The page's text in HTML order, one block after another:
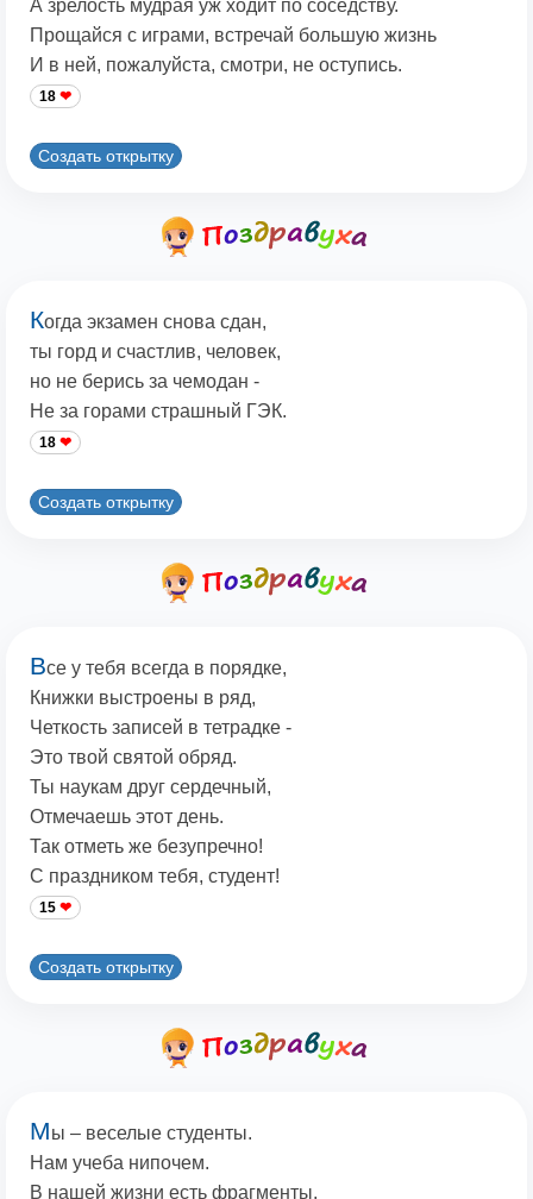
А зрелость мудрая уж ходит по соседству.
Прощайся с играми, встречай большую жизнь
И в ней, пожалуйста, смотри, не оступись.
18
Создать открытку
Когда экзамен снова сдан,
ты горд и счастлив, человек,
но не берись за чемодан -
Не за горами страшный ГЭК.
18
Создать открытку
Все у тебя всегда в порядке,
Книжки выстроены в ряд,
Четкость записей в тетрадке -
Это твой святой обряд.
Ты наукам друг сердечный,
Отмечаешь этот день.
Так отметь же безупречно!
С праздником тебя, студент!
15
Создать открытку
Мы – веселые студенты.
Нам учеба нипочем.
В нашей жизни есть фрагменты,